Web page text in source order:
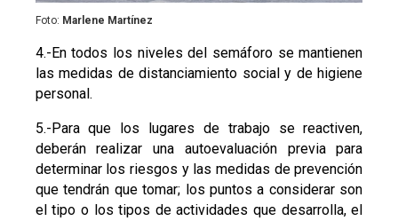
Foto: Marlene Martínez
4.-En todos los niveles del semáforo se mantienen
las medidas de distanciamiento social y de higiene
personal.
5.-Para que los lugares de trabajo se reactiven,
deberán realizar una autoevaluación previa para
determinar los riesgos y las medidas de prevención
que tendrán que tomar; los puntos a considerar son
el tipo o los tipos de actividades que desarrolla, el